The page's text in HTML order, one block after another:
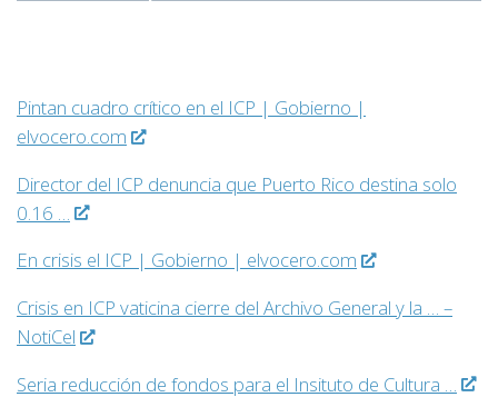
Pintan cuadro crítico en el ICP | Gobierno |
elvocero.com
Director del ICP denuncia que Puerto Rico destina solo
0.16 …
En crisis el ICP | Gobierno | elvocero.com
Crisis en ICP vaticina cierre del Archivo General y la … –
NotiCel
Seria reducción de fondos para el Insituto de Cultura …